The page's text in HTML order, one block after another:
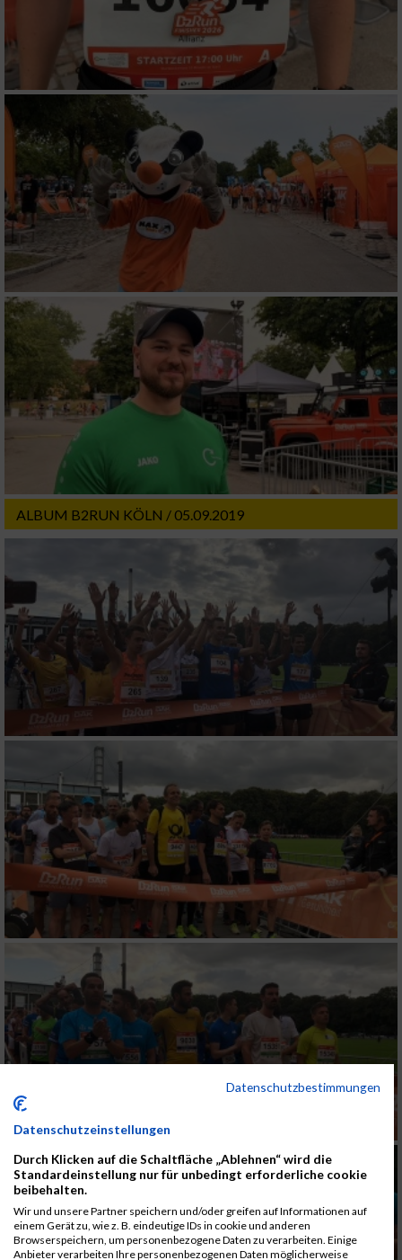
ALBUM B2RUN KÖLN / 05.09.2019
Datenschutzbestimmungen
Datenschutzeinstellungen
Durch Klicken auf die Schaltfläche „Ablehnen“ wird die
Standardeinstellung nur für unbedingt erforderliche cookie
beibehalten.
Wir und unsere Partner speichern und/oder greifen auf Informationen auf
einem Gerät zu, wie z. B. eindeutige IDs in cookie und anderen
Browserspeichern, um personenbezogene Daten zu verarbeiten. Einige
Anbieter verarbeiten Ihre personenbezogenen Daten möglicherweise